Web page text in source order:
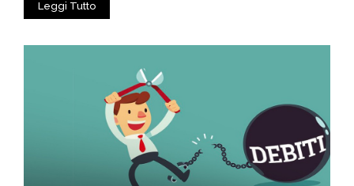
Leggi Tutto